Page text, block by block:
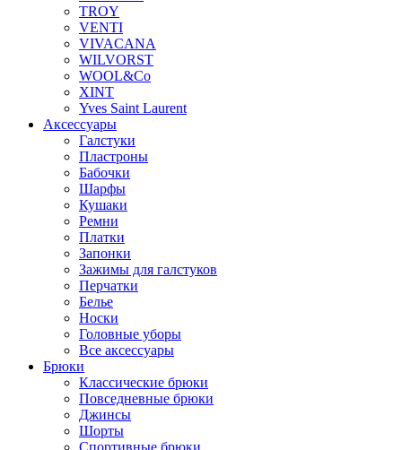
TROY
VENTI
VIVACANA
WILVORST
WOOL&Co
XINT
Yves Saint Laurent
Аксессуары
Галстуки
Пластроны
Бабочки
Шарфы
Кушаки
Ремни
Платки
Запонки
Зажимы для галстуков
Перчатки
Белье
Носки
Головные уборы
Все аксессуары
Брюки
Классические брюки
Повседневные брюки
Джинсы
Шорты
Спортивные брюки